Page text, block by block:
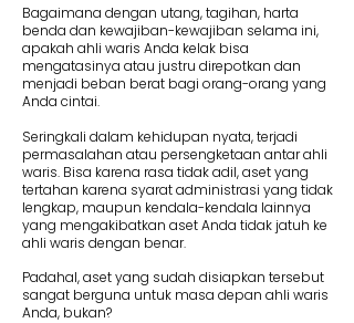
Bagaimana dengan utang, tagihan, harta
benda dan kewajiban-kewajiban selama ini,
apakah ahli waris Anda kelak bisa
mengatasinya atau justru direpotkan dan
menjadi beban berat bagi orang-orang yang
Anda cintai.
Seringkali dalam kehidupan nyata, terjadi
permasalahan atau persengketaan antar ahli
waris. Bisa karena rasa tidak adil, aset yang
tertahan karena syarat administrasi yang tidak
lengkap, maupun kendala-kendala lainnya
yang mengakibatkan aset Anda tidak jatuh ke
ahli waris dengan benar.
Padahal, aset yang sudah disiapkan tersebut
sangat berguna untuk masa depan ahli waris
Anda, bukan?